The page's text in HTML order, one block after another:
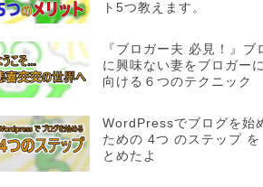
ト5つ教えます。
『ブロガー夫 必見！』ブ
に興味ない妻をブロガー
向ける６つのテクニック
WordPressでブログを始
ための 4つ のステップ を
とめたよ